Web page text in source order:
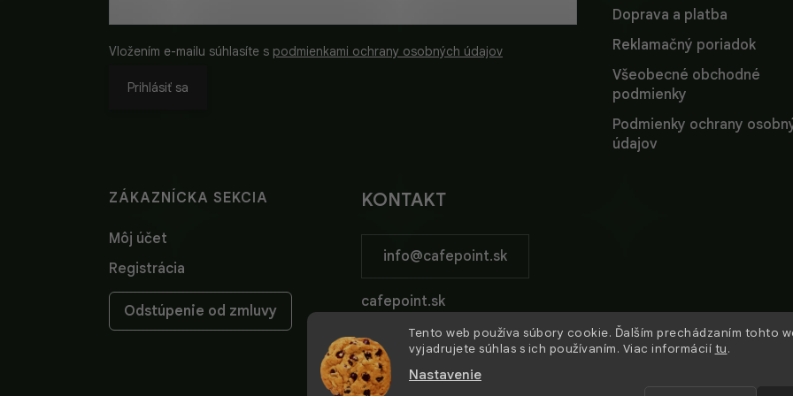
Tento web používa súbory cookie. Ďalším prechádzaním tohto
vyjadrujete súhlas s ich používaním. Viac informácií tu.
Nastavenie
Vložením e-mailu súhlasíte s podmienkami ochrany osobných údajov
Prihlásiť sa
Doprava a platba
Reklamačný poriadok
Všeobecné obchodné
podmienky
Podmienky ochrany
údajov
ZÁKAZNÍCKA SEKCIA
Môj účet
Registrácia
Odstúpenie od zmluvy
KONTAKT
info@cafepoint.sk
cafepoint.sk
cafepoint_sk/